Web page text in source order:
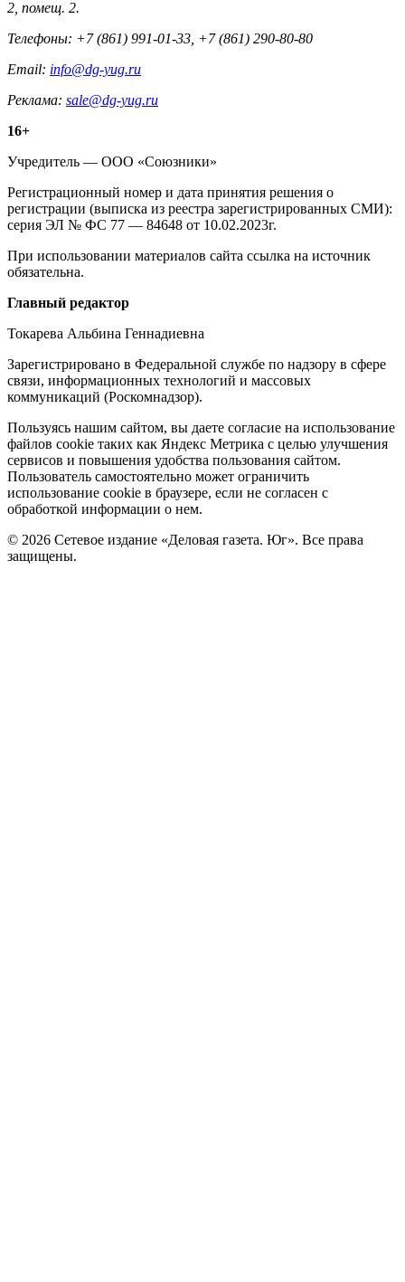
2, помещ. 2.
Телефоны: +7 (861) 991-01-33, +7 (861) 290-80-80
Email: info@dg-yug.ru
Реклама: sale@dg-yug.ru
Информация
о
издании
16+
Учредитель — ООО «Союзники»
Регистрационный номер и дата принятия решения о
регистрации (выписка из реестра зарегистрированных СМИ):
серия ЭЛ № ФС 77 — 84648 от 10.02.2023г.
При использовании материалов сайта ссылка на источник
обязательна.
Редакция
Главный редактор
Токарева Альбина Геннадиевна
Зарегистрировано в Федеральной службе по надзору в сфере
связи, информационных технологий и массовых
коммуникаций (Роскомнадзор).
Политика
cookie
Пользуясь нашим сайтом, вы даете согласие на использование
файлов cookie таких как Яндекс Метрика с целью улучшения
сервисов и повышения удобства пользования сайтом.
Пользователь самостоятельно может ограничить
использование cookie в браузере, если не согласен с
обработкой информации о нем.
© 2026 Сетевое издание «Деловая газета. Юг». Все права
защищены.